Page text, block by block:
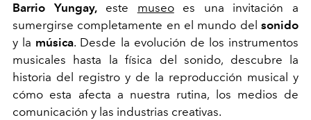
Barrio Yungay,este museoes una invitación a
sumergirse completamente en el mundo del sonido
y la música. Desde la evolución de los instrumentos
musicales hasta la física del sonido, descubre la
historia del registro y de la reproducción musical y
cómo esta afecta a nuestra rutina, los medios de
comunicación y las industrias creativas.